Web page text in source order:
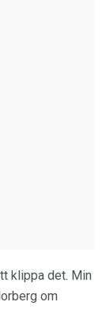
klippa det. Min
om